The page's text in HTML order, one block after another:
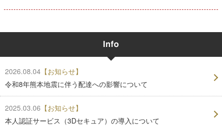
2026.08.04 【お知らせ】
令和8年熊本地震に伴う配達への影響について
2025.03.06 【お知らせ】
本人認証サービス（3Dセキュア）の導入について